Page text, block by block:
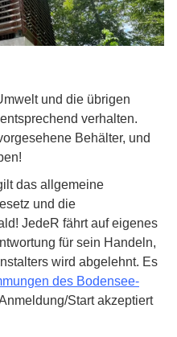
und die übrigen
verhalten.
Behälter, und
das allgemeine
und die
JedeR fährt auf eigenes
für sein Handeln,
wird abgelehnt. Es
des Bodensee-
Start akzeptiert